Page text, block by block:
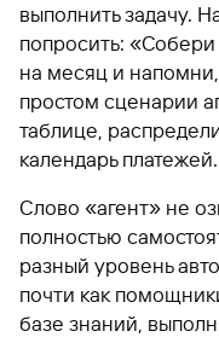
выполнить задачу.
попросить: «Собери
на месяц и напомни,
простом сценарии
таблице,
календарь платежей.
Слово «агент» не
полностью
разный уровень
почти как
базе знаний,